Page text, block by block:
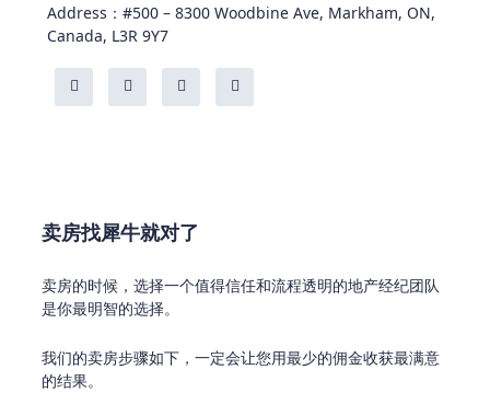
Address：#500 – 8300 Woodbine Ave, Markham, ON,
Canada, L3R 9Y7
卖房找犀牛就对了
卖房的时候，选择一个值得信任和流程透明的地产经纪团队
是你最明智的选择。
我们的卖房步骤如下，一定会让您用最少的佣金收获最满意
的结果。